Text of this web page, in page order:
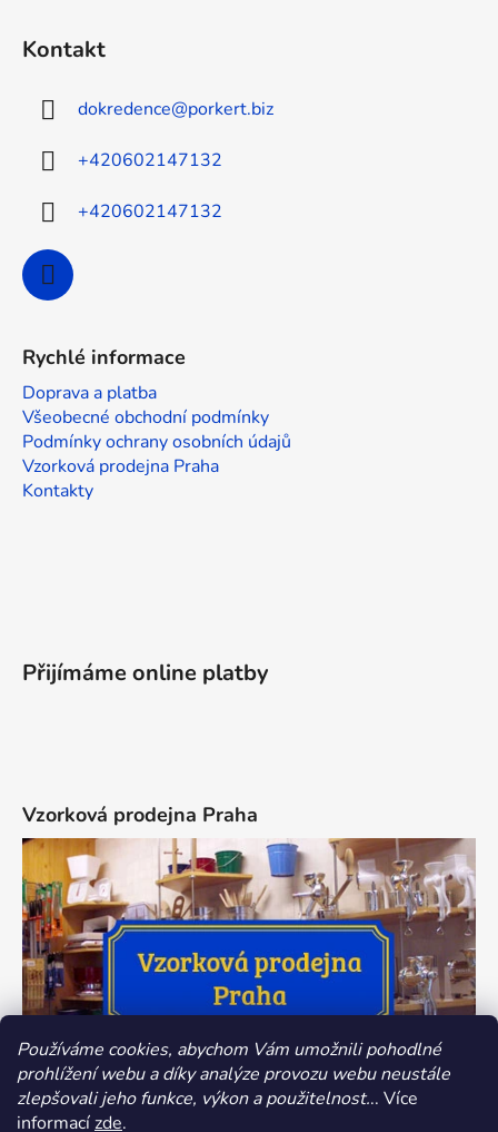
Používáme cookies, abychom Vám umožnili pohodlné
prohlížení webu a díky analýze provozu webu neustále
zlepšovali jeho funkce, výkon a použitelnost... Více
informacízde.
Kontakt
dokredence@porkert.biz
+420602147132
+420602147132
Rychlé informace
Doprava a platba
Všeobecné obchodní podmínky
Podmínky ochrany osobních údajů
Vzorková prodejna Praha
Kontakty
Přijímáme online platby
Vzorková prodejna Praha